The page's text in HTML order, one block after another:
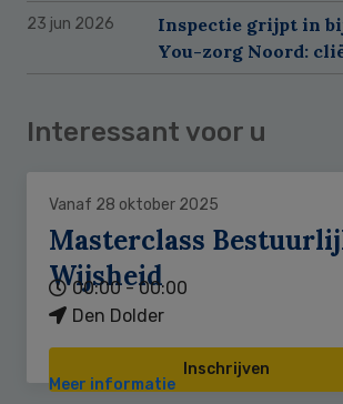
23 jun 2026
Inspectie grijpt in
You-zorg Noord:
Interessant voor u
Vanaf 28 oktober 2025
Masterclass
Wijsheid
00:00 - 00:00
Den Dolder
Inschrijven
Meer informatie